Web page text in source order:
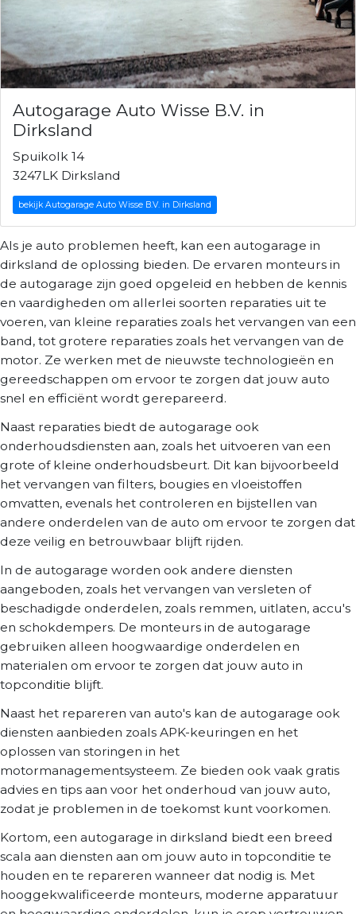
Autogarage Auto Wisse B.V. in
Dirksland
Spuikolk 14
3247LK Dirksland
bekijk Autogarage Auto Wisse B.V. in Dirksland
Als je auto problemen heeft, kan een autogarage in
dirksland de oplossing bieden. De ervaren monteurs in
de autogarage zijn goed opgeleid en hebben de kennis
en vaardigheden om allerlei soorten reparaties uit te
voeren, van kleine reparaties zoals het vervangen van een
band, tot grotere reparaties zoals het vervangen van de
motor. Ze werken met de nieuwste technologieën en
gereedschappen om ervoor te zorgen dat jouw auto
snel en efficiënt wordt gerepareerd.
Naast reparaties biedt de autogarage ook
onderhoudsdiensten aan, zoals het uitvoeren van een
grote of kleine onderhoudsbeurt. Dit kan bijvoorbeeld
het vervangen van filters, bougies en vloeistoffen
omvatten, evenals het controleren en bijstellen van
andere onderdelen van de auto om ervoor te zorgen dat
deze veilig en betrouwbaar blijft rijden.
In de autogarage worden ook andere diensten
aangeboden, zoals het vervangen van versleten of
beschadigde onderdelen, zoals remmen, uitlaten, accu's
en schokdempers. De monteurs in de autogarage
gebruiken alleen hoogwaardige onderdelen en
materialen om ervoor te zorgen dat jouw auto in
topconditie blijft.
Naast het repareren van auto's kan de autogarage ook
diensten aanbieden zoals APK-keuringen en het
oplossen van storingen in het
motormanagementsysteem. Ze bieden ook vaak gratis
advies en tips aan voor het onderhoud van jouw auto,
zodat je problemen in de toekomst kunt voorkomen.
Kortom, een autogarage in dirksland biedt een breed
scala aan diensten aan om jouw auto in topconditie te
houden en te repareren wanneer dat nodig is. Met
hooggekwalificeerde monteurs, moderne apparatuur